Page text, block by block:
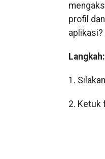
profil dan
Langkah:
1.
2. Ketuk